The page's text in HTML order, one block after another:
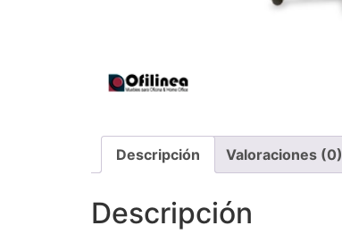
Descripción Valoraciones (0)
Descripción